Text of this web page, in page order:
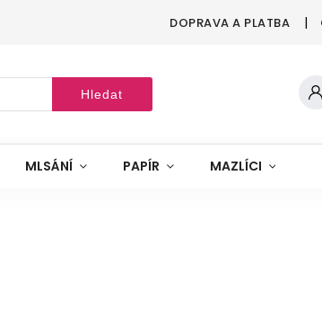
DOPRAVA A PLATBA
Hledat
MLSÁNÍ PAPÍR MAZLÍCI